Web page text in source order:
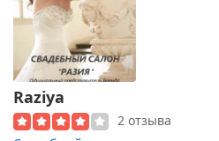
Raziya
2 отзыва